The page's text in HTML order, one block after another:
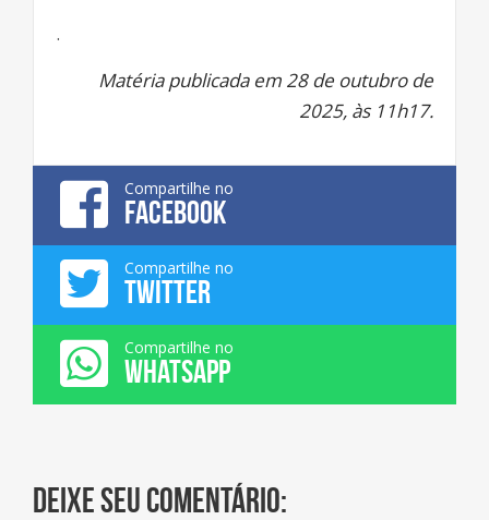
.
Matéria publicada em 28 de outubro de
2025, às 11h17.
Compartilhe no
FACEBOOK
Compartilhe no
TWITTER
Compartilhe no
WHATSAPP
Deixe seu comentário: